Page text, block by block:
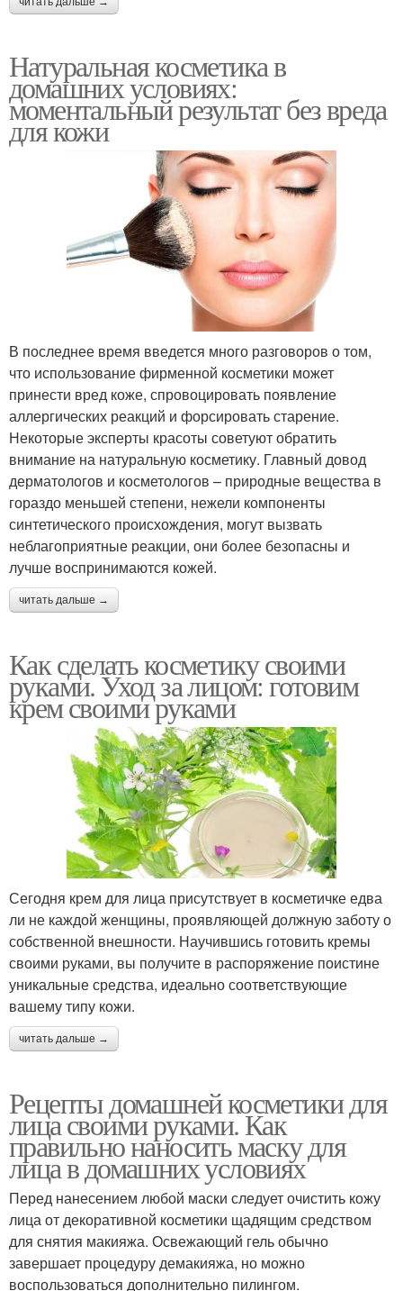
Натуральная косметика в
домашних условиях:
моментальный результат без вреда
для кожи
В последнее время введется много разговоров о том,
что использование фирменной косметики может
принести вред коже, спровоцировать появление
аллергических реакций и форсировать старение.
Некоторые эксперты красоты советуют обратить
внимание на натуральную косметику. Главный довод
дерматологов и косметологов – природные вещества в
гораздо меньшей степени, нежели компоненты
синтетического происхождения, могут вызвать
неблагоприятные реакции, они более безопасны и
лучше воспринимаются кожей.
читать дальше →
Как сделать косметику своими
руками. Уход за лицом: готовим
крем своими руками
Сегодня крем для лица присутствует в косметичке едва
ли не каждой женщины, проявляющей должную заботу о
собственной внешности. Научившись готовить кремы
своими руками, вы получите в распоряжение поистине
уникальные средства, идеально соответствующие
вашему типу кожи.
читать дальше →
Рецепты домашней косметики для
лица своими руками. Как
правильно наносить маску для
лица в домашних условиях
Перед нанесением любой маски следует очистить кожу
лица от декоративной косметики щадящим средством
для снятия макияжа. Освежающий гель обычно
завершает процедуру демакияжа, но можно
воспользоваться дополнительно пилингом.